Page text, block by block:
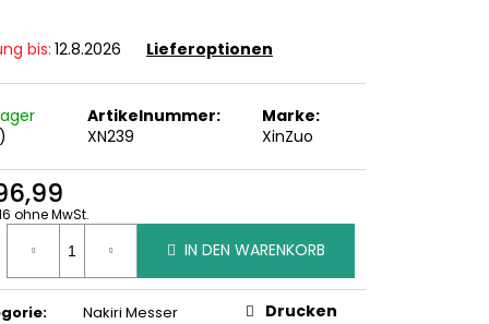
bis: 12.8.2026 Lieferoptionen
Artikelnummer:
XN239
Marke:
XinZuo
ohne MwSt.
IN DEN WARENKORB
:
Nakiri Messer
Drucken